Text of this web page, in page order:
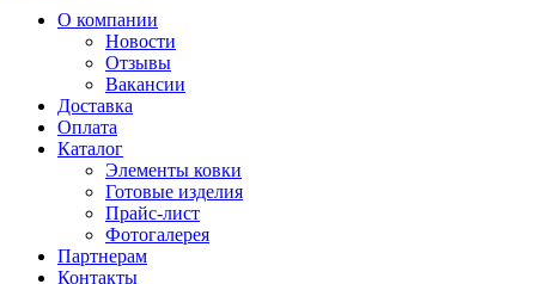
О компании
Новости
Отзывы
Вакансии
Доставка
Оплата
Каталог
Элементы ковки
Готовые изделия
Прайс-лист
Фотогалерея
Партнерам
Контакты